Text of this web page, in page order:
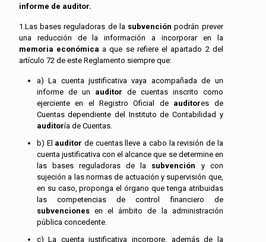
informe de auditor.
1.Las bases reguladoras de la subvención podrán prever
una reducción de la información a incorporar en la
memoria económica a que se refiere el apartado 2 del
artículo 72 de este Reglamento siempre que:
a) La cuenta justificativa vaya acompañada de un
informe de un auditor de cuentas inscrito como
ejerciente en el Registro Oficial de auditores de
Cuentas dependiente del Instituto de Contabilidad y
auditoría de Cuentas.
b) El auditor de cuentas lleve a cabo la revisión de la
cuenta justificativa con el alcance que se determine en
las bases reguladoras de la subvención y con
sujeción a las normas de actuación y supervisión que,
en su caso, proponga el órgano que tenga atribuidas
las competencias de control financiero de
subvencionesen el ámbito de la administración
pública concedente.
c) La cuenta justificativa incorpore, además de la